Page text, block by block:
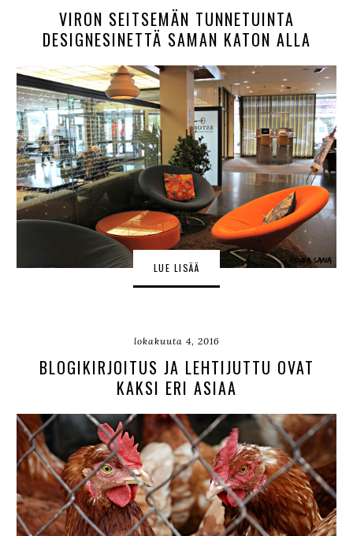
VIRON SEITSEMÄN TUNNETUINTA
DESIGNESINETTÄ SAMAN KATON ALLA
LUE LISÄÄ
lokakuuta 4, 2016
BLOGIKIRJOITUS JA LEHTIJUTTU OVAT
KAKSI ERI ASIAA